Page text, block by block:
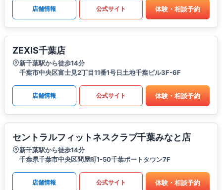
店舗情報 公式サイト 体験・相談予約
ZEXIS千葉店
新千葉駅から徒歩14分
千葉市中央区富士見2丁目11番1号日土地千葉ビル3F-6F
店舗情報 公式サイト 体験・相談予約
セントラルフィットネスクラブ千葉みなと店
新千葉駅から徒歩14分
千葉県千葉市中央区問屋町1-50千葉ポートタウン7F
店舗情報 公式サイト 体験・相談予約